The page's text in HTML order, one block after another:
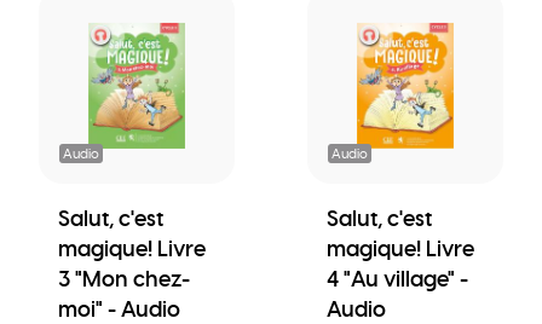
Audio
Salut, c'est
magique! Livre
3 "Mon chez-
moi" - Audio
Audio
Salut, c'est
magique! Livre
4 "Au village" -
Audio